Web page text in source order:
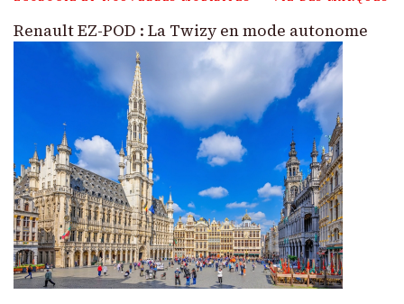
Renault EZ-POD : La Twizy en mode autonome